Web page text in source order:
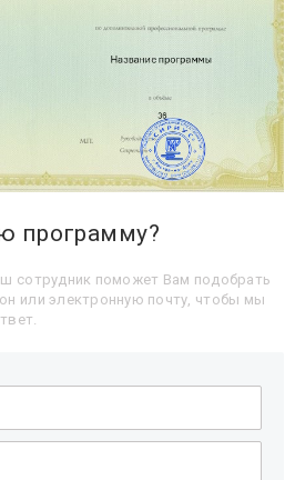
программу?
сотрудник поможет Вам подобрать
или электронную почту, чтобы мы